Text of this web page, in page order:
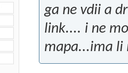
ga ne vdii a
link.... i ne
mapa...ima li